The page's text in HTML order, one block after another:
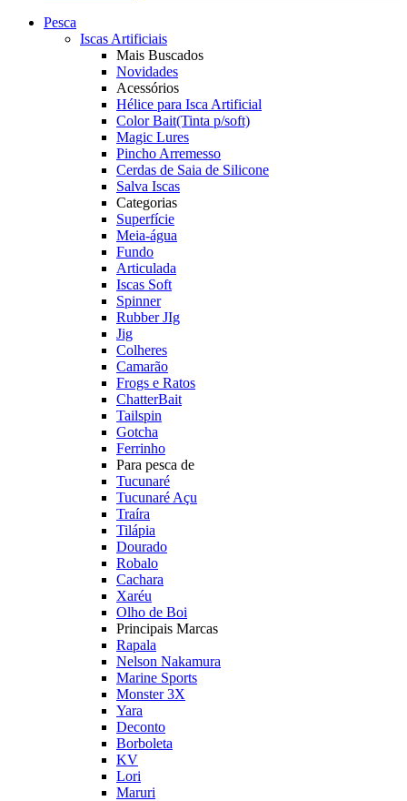
Pesca
Iscas Artificiais
Mais Buscados
Novidades
Acessórios
Hélice para Isca Artificial
Color Bait(Tinta p/soft)
Magic Lures
Pincho Arremesso
Cerdas de Saia de Silicone
Salva Iscas
Categorias
Superfície
Meia-água
Fundo
Articulada
Iscas Soft
Spinner
Rubber JIg
Jig
Colheres
Camarão
Frogs e Ratos
ChatterBait
Tailspin
Gotcha
Ferrinho
Para pesca de
Tucunaré
Tucunaré Açu
Traíra
Tilápia
Dourado
Robalo
Cachara
Xaréu
Olho de Boi
Principais Marcas
Rapala
Nelson Nakamura
Marine Sports
Monster 3X
Yara
Deconto
Borboleta
KV
Lori
Maruri